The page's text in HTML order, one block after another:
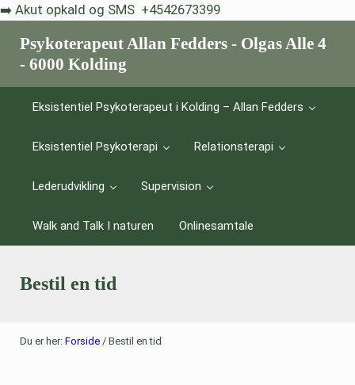
Skip til indhold
Skip to after header navigation
Skip to site footer
➡️ Akut opkald og SMS +4542673399
Psykoterapeut Allan Fedders - Olgas Alle 4
- 6000 Kolding
Eksistentiel Psykoterapeut i Kolding – Allan Fedders
Eksistentiel Psykoterapi Relationsterapi
Lederudvikling Supervision
Walk and Talk I naturen Onlinesamtale
Bestil en tid
Du er her: Forside /Bestil en tid